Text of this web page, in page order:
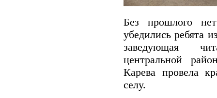
Без прошлого
убедились ребята
заведующая
центральной
Карева провела
селу.